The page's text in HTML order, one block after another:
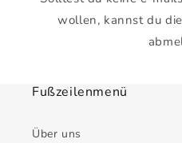
wollen, kannst du
Fußzeilenmenü
Über uns